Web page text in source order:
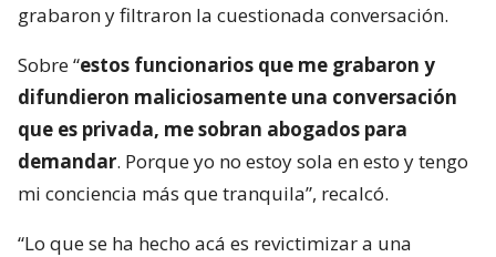
grabaron y filtraron la cuestionada conversación.
Sobre “estos funcionarios que me grabaron y
difundieron maliciosamente una conversación
que es privada, me sobran abogados para
demandar. Porque yo no estoy sola en esto y tengo
mi conciencia más que tranquila”, recalcó.
“Lo que se ha hecho acá es revictimizar a una